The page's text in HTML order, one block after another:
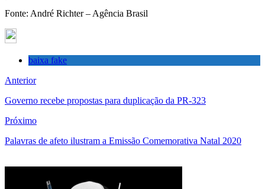
Fonte: André Richter – Agência Brasil
baixa fake
Anterior
Governo recebe propostas para duplicação da PR-323
Próximo
Palavras de afeto ilustram a Emissão Comemorativa Natal 2020